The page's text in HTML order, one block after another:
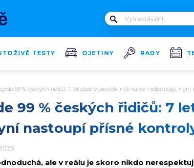
TESTY OJETINY RADY
99 % českých řidičů: 7 let platné pravidlo náš národ nedodržuje,
99 % českých řidičů: 7
nastoupí přísné
ale v reálu je skoro nikdo